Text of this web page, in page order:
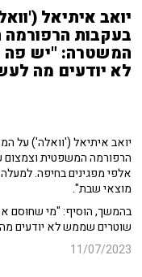
יואב איתיאל
בעקבות
המשטרה: "יש פה
לא יודעים מה
יואב איתיאל ('וואלה') על
הרפורמה המשפטית וצמצום
אלפי מפגינים בחיפה.
מוצאי שבת".
בהמשך, הוסיף: "מי שחוסם
שוטרים שממש לא יודעים
11/07/2023